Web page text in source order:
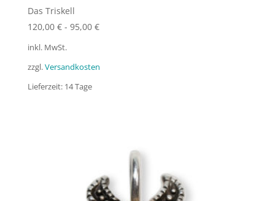
Das Triskell
120,00 €- 95,00 €
inkl. MwSt.
zzgl.Versandkosten
Lieferzeit: 14 Tage